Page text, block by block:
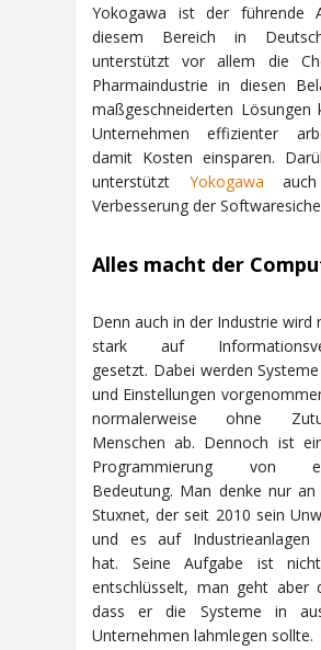
Yokogawa ist der führende
diesem Bereich in
unterstützt vor allem die
Pharmaindustrie in diesen
maßgeschneiderten Lösungen
Unternehmen effizienter
damit Kosten einsparen.
unterstützt Yokogawa
Verbesserung der
Alles macht der
Denn auch in der Industrie wird
stark auf
gesetzt. Dabei werden
und Einstellungen
normalerweise ohne
Menschen ab. Dennoch ist
Programmierung von
Bedeutung. Man denke nur
Stuxnet, der seit 2010 sein
und es auf Industrieanlagen
hat. Seine Aufgabe ist
entschlüsselt, man geht aber
dass er die Systeme in
Unternehmen lahmlegen sollte.